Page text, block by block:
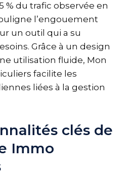
% du trafic observée en
l’engouement
un outil qui a su
Grâce à un design
utilisation fluide, Mon
facilite les
liées à la gestion
clés de
Immo